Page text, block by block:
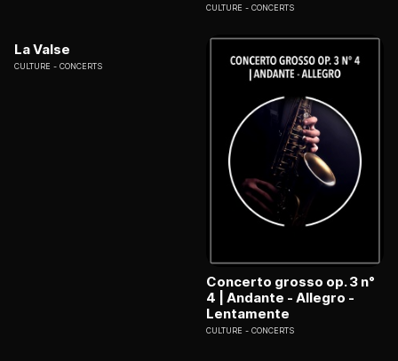
CULTURE CONCERTS
La Valse
CULTURE CONCERTS
Concerto grosso op. 3 n°
4 | Andante - Allegro -
Lentamente
CULTURE CONCERTS